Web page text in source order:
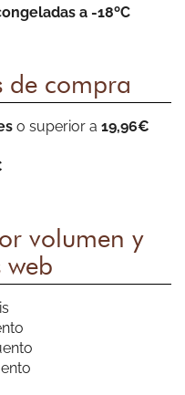
bechamel finisima y
probamos las de jamón
a -18ºC
de compra
o superior a 19,96€
volumen y
web